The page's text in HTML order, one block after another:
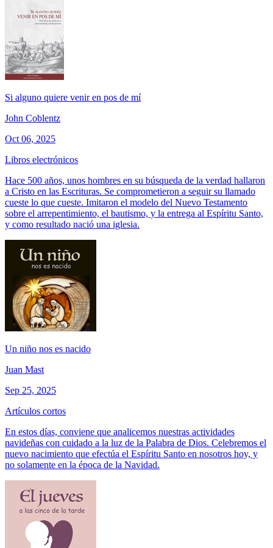
Si alguno quiere venir en pos de mí
John Coblentz
Oct 06, 2025
Libros electrónicos
Hace 500 años, unos hombres en su búsqueda de la verdad hallaron
a Cristo en las Escrituras. Se comprometieron a seguir su llamado
cueste lo que cueste. Imitaron el modelo del Nuevo Testamento
sobre el arrepentimiento, el bautismo, y la entrega al Espíritu Santo,
y como resultado nació una iglesia.
Un niño nos es nacido
Juan Mast
Sep 25, 2025
Artículos cortos
En estos días, conviene que analicemos nuestras actividades
navideñas con cuidado a la luz de la Palabra de Dios. Celebremos el
nuevo nacimiento que efectúa el Espíritu Santo en nosotros hoy, y
no solamente en la época de la Navidad.